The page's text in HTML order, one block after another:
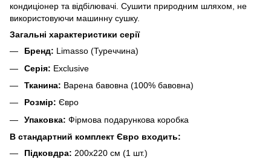
кондиціонер та відбілювачі. Сушити природним шляхом, не
використовуючи машинну сушку.
Загальні характеристики серії
Бренд: Limasso (Туреччина)
Серія: Exclusive
Тканина: Варена бавовна (100% бавовна)
Розмір: Євро
Упаковка: Фірмова подарункова коробка
В стандартний комплект Євро входить:
Підковдра: 200х220 см (1 шт.)